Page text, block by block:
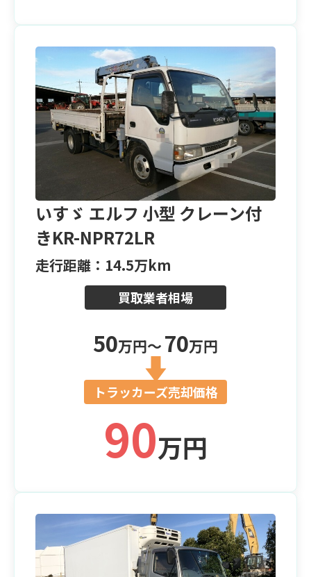
いすゞ エルフ 小型 クレーン付
きKR-NPR72LR
走行距離：14.5万km
買取業者相場
50万円〜 70万円
トラッカーズ売却価格
90万円